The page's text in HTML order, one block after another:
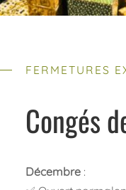
FERMETURES
Congés
Décembre: